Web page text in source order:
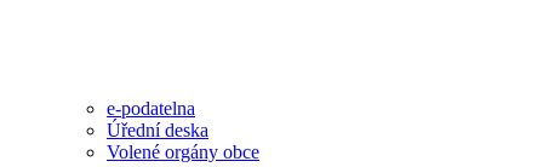
e-podatelna
Úřední deska
Volené orgány obce